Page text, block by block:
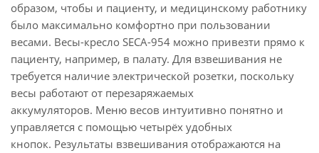
образом, чтобы и пациенту, и медицинскому работнику
было максимально комфортно при пользовании
весами. Весы-кресло SECA-954 можно привезти прямо к
пациенту, например, в палату. Для взвешивания не
требуется наличие электрической розетки, поскольку
весы работают от перезаряжаемых
аккумуляторов. Меню весов интуитивно понятно и
управляется с помощью четырёх удобных
кнопок. Результаты взвешивания отображаются на